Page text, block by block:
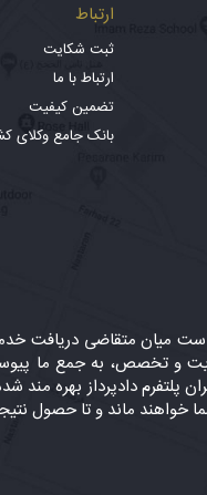
ارتباط
ثبت شکایت
ارتباط با ما
تضمین کیفیت
بانک جامع وکلای
است میان متقاضی دریافت
و تخصص، به جمع ما
پلتفرم دادپرداز بهره مند
خواهند ماند و تا حصول